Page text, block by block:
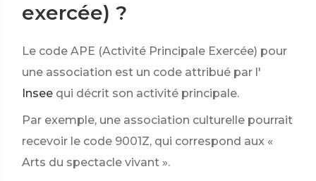
exercée) ?
Le code APE (Activité Principale Exercée) pour
une association est un code attribué par l'
Insee qui décrit son activité principale.
Par exemple, une association culturelle pourrait
recevoir le code 9001Z, qui correspond aux «
Arts du spectacle vivant ».